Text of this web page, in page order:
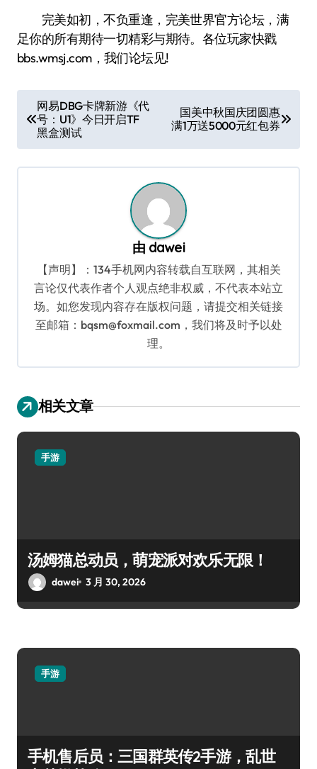
完美如初，不负重逢，完美世界官方论坛，满
足你的所有期待一切精彩与期待。各位玩家快戳
bbs.wmsj.com，我们论坛见!
章
导
航
网易DBG卡牌新游《代
号：U1》今日开启TF
黑盒测试
国美中秋国庆团圆惠
满1万送5000元红包券
由 dawei
【声明】：134手机网内容转载自互联网，其相关
言论仅代表作者个人观点绝非权威，不代表本站立
场。如您发现内容存在版权问题，请提交相关链接
至邮箱：bqsm@foxmail.com，我们将及时予以处
理。
相关文章
手游
汤姆猫总动员，萌宠派对欢乐无限！
dawei 3 月 30, 2026
手游
手机售后员：三国群英传2手游，乱世